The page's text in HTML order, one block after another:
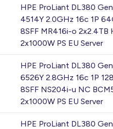
HPE ProLiant DL380
4514Y 2.0GHz 16c 1P
8SFF MR416i-o 2x2.4TB
2x1000W PS EU Server
HPE ProLiant DL380
6526Y 2.8GHz 16c 1P
8SFF NS204i-u NC
2x1000W PS EU Server
HPE ProLiant DL380